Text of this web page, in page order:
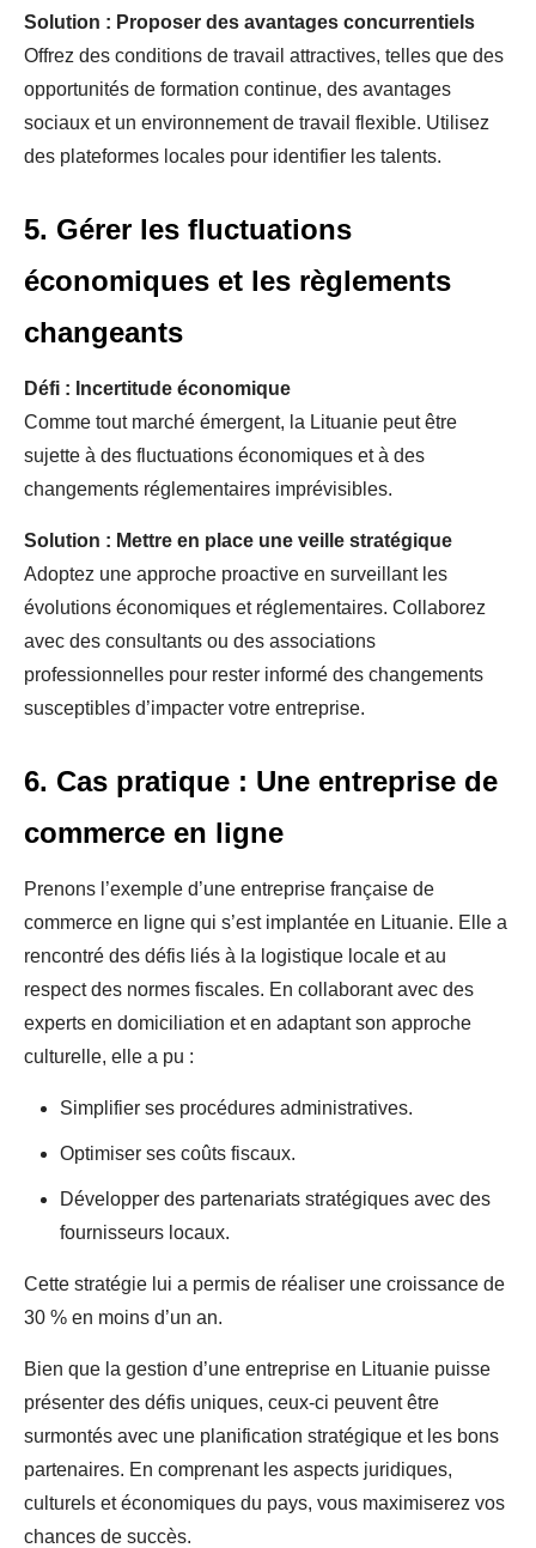
Solution : Proposer des avantages concurrentiels
Offrez des conditions de travail attractives, telles que des
opportunités de formation continue, des avantages
sociaux et un environnement de travail flexible. Utilisez
des plateformes locales pour identifier les talents.
5. Gérer les fluctuations
économiques et les règlements
changeants
Défi : Incertitude économique
Comme tout marché émergent, la Lituanie peut être
sujette à des fluctuations économiques et à des
changements réglementaires imprévisibles.
Solution : Mettre en place une veille stratégique
Adoptez une approche proactive en surveillant les
évolutions économiques et réglementaires. Collaborez
avec des consultants ou des associations
professionnelles pour rester informé des changements
susceptibles d’impacter votre entreprise.
6. Cas pratique : Une entreprise de
commerce en ligne
Prenons l’exemple d’une entreprise française de
commerce en ligne qui s’est implantée en Lituanie. Elle a
rencontré des défis liés à la logistique locale et au
respect des normes fiscales. En collaborant avec des
experts en domiciliation et en adaptant son approche
culturelle, elle a pu :
Simplifier ses procédures administratives.
Optimiser ses coûts fiscaux.
Développer des partenariats stratégiques avec des
fournisseurs locaux.
Cette stratégie lui a permis de réaliser une croissance de
30 % en moins d’un an.
Bien que la gestion d’une entreprise en Lituanie puisse
présenter des défis uniques, ceux-ci peuvent être
surmontés avec une planification stratégique et les bons
partenaires. En comprenant les aspects juridiques,
culturels et économiques du pays, vous maximiserez vos
chances de succès.